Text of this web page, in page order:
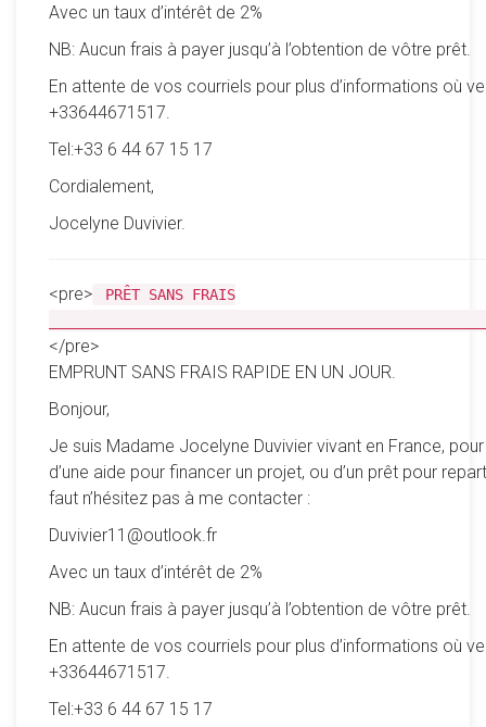
Avec un taux d’intérêt de 2%
NB: Aucun frais à payer jusqu’à l’obtention de vôtre prêt.
En attente de vos courriels pour plus d’informations où
+33644671517.
Tel:+33 6 44 67 15 17
Cordialement,
Jocelyne Duvivier.
<pre>
PRÊT SANS FRAIS
</pre>
EMPRUNT SANS FRAIS RAPIDE EN UN JOUR.
Bonjour,
Je suis Madame Jocelyne Duvivier vivant en France,
d’une aide pour financer un projet, ou d’un prêt pour
faut n’hésitez pas à me contacter :
Duvivier11@outlook.fr
Avec un taux d’intérêt de 2%
NB: Aucun frais à payer jusqu’à l’obtention de vôtre prêt.
En attente de vos courriels pour plus d’informations où
+33644671517.
Tel:+33 6 44 67 15 17